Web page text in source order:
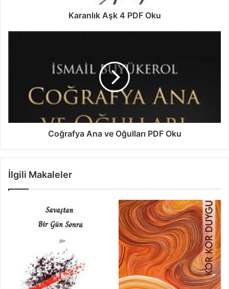
Karanlık Aşk 4 PDF Oku
Coğrafya Ana ve Oğulları PDF Oku
İlgili Makaleler